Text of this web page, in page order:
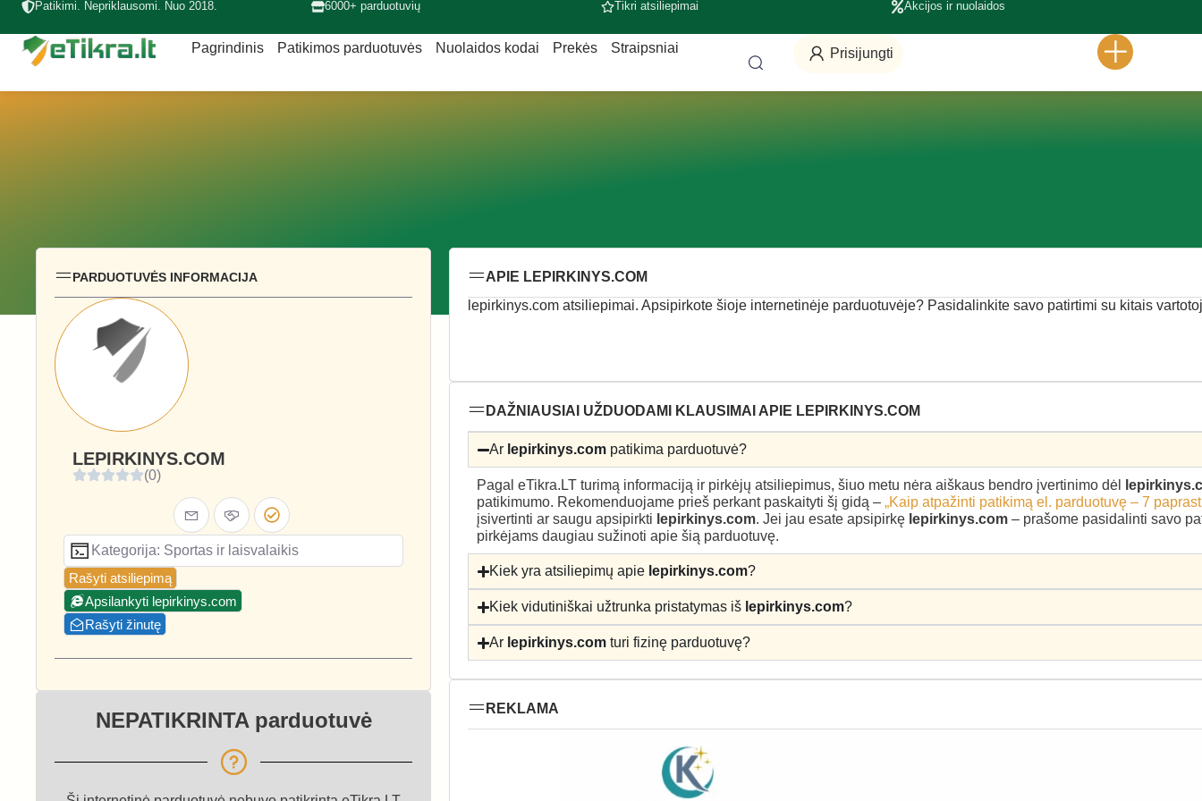
Patikimi. Nepriklausomi. Nuo 2018. 6000+ parduotuvių Tikri atsiliepimai Akcijos ir nuolaidos
Pagrindinis Patikimos parduotuvės Nuolaidos kodai Prekės Straipsniai Prisijungti
PARDUOTUVĖS INFORMACIJA
LEPIRKINYS.COM
(0)
Kategorija: Sportas ir laisvalaikis
Rašyti atsiliepimą
Apsilankyti lepirkinys.com
Rašyti žinutę
NEPATIKRINTA parduotuvė
APIE LEPIRKINYS.COM
lepirkinys.com atsiliepimai. Apsipirkote šioje internetinėje parduotuvėje? Pasidalinkite savo patirtimi su kitais
DAŽNIAUSIAI UŽDUODAMI KLAUSIMAI APIE LEPIRKINYS.COM
Ar lepirkinys.com patikima parduotuvė?
Pagal eTikra.LT turimą informaciją ir pirkėjų atsiliepimus, šiuo metu nėra aiškaus bendro įvertinimo dėl
patikimumo. Rekomenduojame prieš perkant paskaityti šį gidą – „Kaip atpažinti patikimą el. parduotuvę – 7
įsivertinti ar saugu apsipirkti lepirkinys.com. Jei jau esate apsipirkę lepirkinys.com – prašome pasidalinti savo
pirkėjams daugiau sužinoti apie šią parduotuvę.
Kiek yra atsiliepimų apie lepirkinys.com?
Kiek vidutiniškai užtrunka pristatymas iš lepirkinys.com?
Ar lepirkinys.com turi fizinę parduotuvę?
REKLAMA